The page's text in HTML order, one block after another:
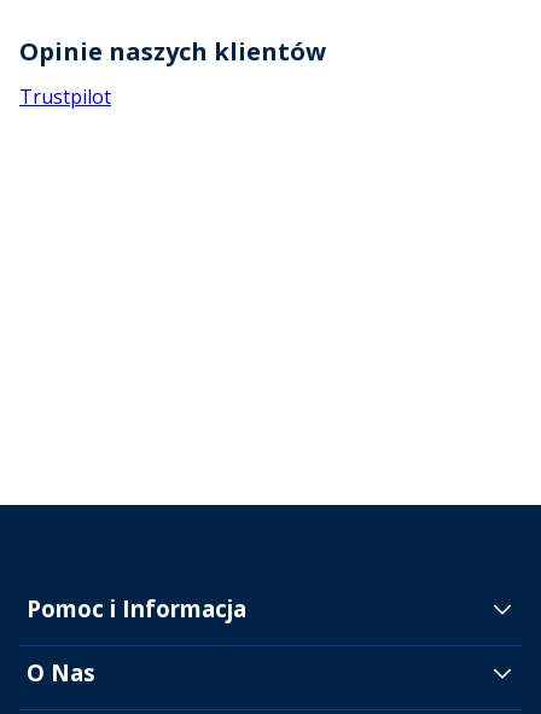
Opinie naszych klientów
Trustpilot
Pomoc i Informacja
O Nas